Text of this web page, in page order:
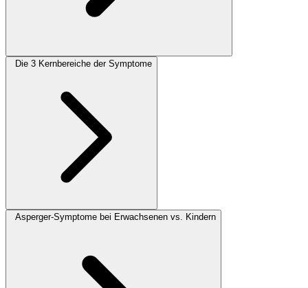
Die 3 Kernbereiche der Symptome
Asperger-Symptome bei Erwachsenen vs. Kindern